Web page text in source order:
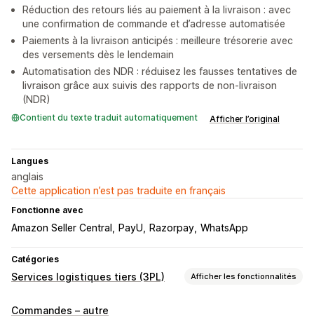
Réduction des retours liés au paiement à la livraison : avec
une confirmation de commande et d’adresse automatisée
Paiements à la livraison anticipés : meilleure trésorerie avec
des versements dès le lendemain
Automatisation des NDR : réduisez les fausses tentatives de
livraison grâce aux suivis des rapports de non-livraison
(NDR)
Contient du texte traduit automatiquement Afficher l’original
Langues
anglais
Cette application n’est pas traduite en français
Fonctionne avec
Amazon Seller Central PayU Razorpay WhatsApp
Catégories
Services logistiques tiers (3PL) Afficher les fonctionnalités
Gestion des commandes
Commandes – autre